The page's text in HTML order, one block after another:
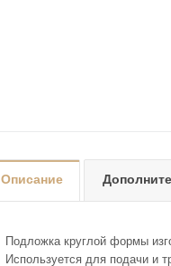
Описание
Подложка круглой формы
Используется для подачи и